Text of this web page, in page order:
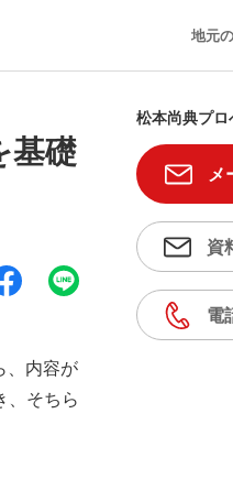
地元
基礎
、内容が
、そちら
松本尚典プ
メ
資
電